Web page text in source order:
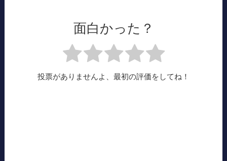
面白かった？
投票がありませんよ、最初の評価をしてね！